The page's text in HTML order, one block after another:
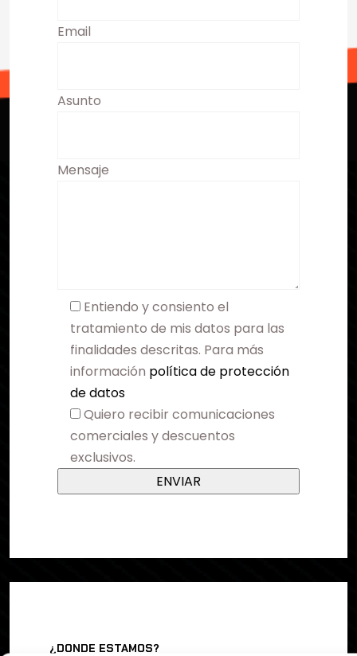
Email
Asunto
Mensaje
Entiendo y consiento el
tratamiento de mis datos para las
finalidades descritas. Para más
información política de protección
de datos
Quiero recibir comunicaciones
comerciales y descuentos
exclusivos.
¿DONDE ESTAMOS?